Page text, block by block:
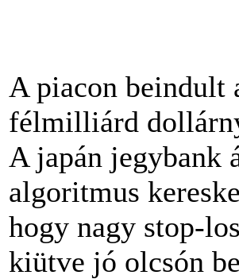
A piacon beindult
félmilliárd
A japán jegybank
algoritmus
hogy nagy stop-
kiütve jó olcsón